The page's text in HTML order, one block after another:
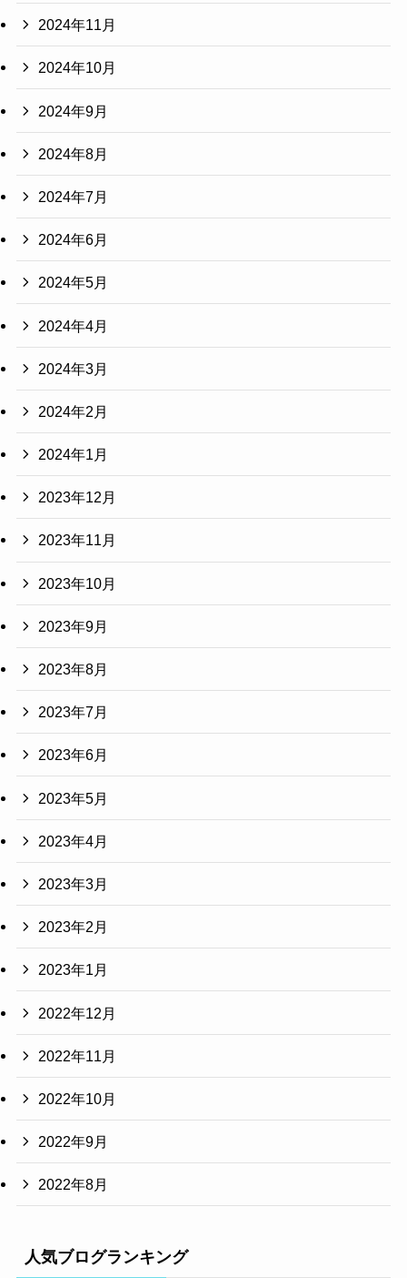
2024年11月
2024年10月
2024年9月
2024年8月
2024年7月
2024年6月
2024年5月
2024年4月
2024年3月
2024年2月
2024年1月
2023年12月
2023年11月
2023年10月
2023年9月
2023年8月
2023年7月
2023年6月
2023年5月
2023年4月
2023年3月
2023年2月
2023年1月
2022年12月
2022年11月
2022年10月
2022年9月
2022年8月
人気ブログランキング